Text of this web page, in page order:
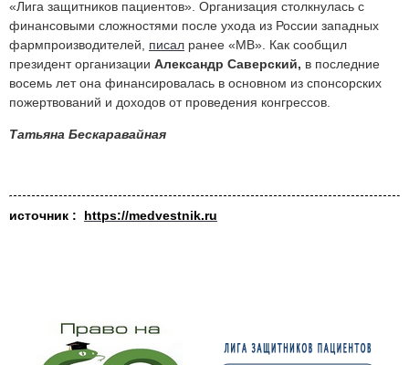
«Лига защитников пациентов». Организация столкнулась с
финансовыми сложностями после ухода из России западных
фармпроизводителей, писал ранее «МВ». Как сообщил
президент организации Александр Саверский, в последние
восемь лет она финансировалась в основном из спонсорских
пожертвований и доходов от проведения конгрессов.
Татьяна Бескаравайная
источник : https://medvestnik.ru